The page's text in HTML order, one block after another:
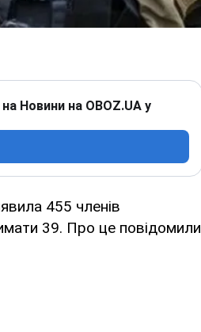
Новини на OBOZ.UA у
455 членів
39. Про це повідомили